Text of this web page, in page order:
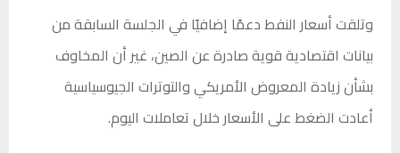
وتلقت أسعار النفط دعمًا إضافيًا في الجلسة السابقة من
بيانات اقتصادية قوية صادرة عن الصين، غير أن المخاوف
بشأن زيادة المعروض الأمريكي والتوترات الجيوسياسية
أعادت الضغط على الأسعار خلال تعاملات اليوم.